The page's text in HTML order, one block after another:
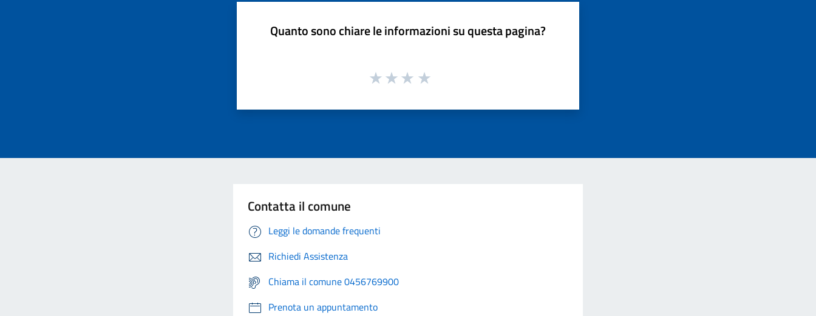
Quanto sono chiare le informazioni su questa pagina?
Contatta il comune
Leggi le domande frequenti
Richiedi Assistenza
Chiama il comune 0456769900
Prenota un appuntamento